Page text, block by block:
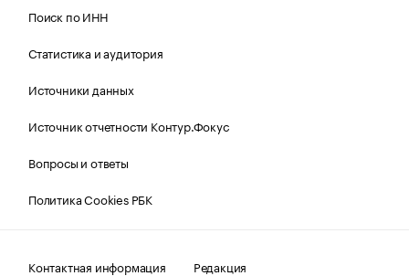
Поиск по ИНН
Статистика и аудитория
Источники данных
Источник отчетности Контур.Фокус
Вопросы и ответы
Политика Cookies РБК
Контактная информация
Редакция